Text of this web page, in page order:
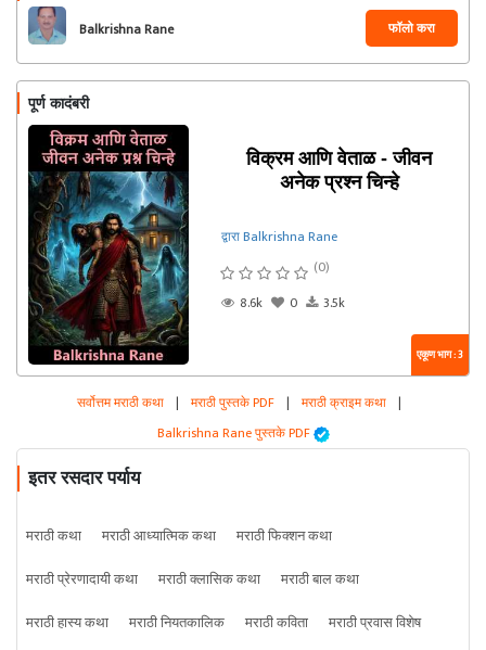
Balkrishna Rane फॉलो करा
पूर्ण कादंबरी
विक्रम आणि वेताळ - जीवन
अनेक प्रश्न चिन्हे
द्वारा Balkrishna Rane
(0)
8.6k
0 3.5k
एकूण भाग : 3
सर्वोत्तम मराठी कथा | मराठी पुस्तके PDF | मराठी क्राइम कथा |
Balkrishna Rane पुस्तके PDF
इतर रसदार पर्याय
मराठी कथा मराठी आध्यात्मिक कथा
मराठी फिक्शन कथा
मराठी प्रेरणादायी कथा
मराठी क्लासिक कथा
मराठी बाल कथा
मराठी हास्य कथा
मराठी नियतकालिक मराठी कविता मराठी प्रवास विशेष